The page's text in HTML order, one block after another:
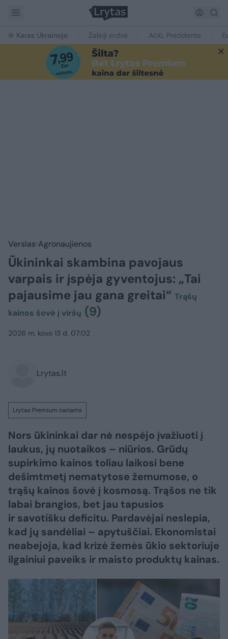
Karas Ukrainoje Žalioji erdvė Ačiū, Prezidente
Verslas Agronaujienos
Ūkininkai skambina pavojaus
varpais ir įspėja gyventojus: „Tai
pajausime jau gana greitai“ Trąšų
kainos šovė į viršų (9)
2026 m. kovo 13 d. 07:02
Lrytas.lt
Lrytas Premium nariams
Nors ūkininkai dar nė nespėjo įvažiuoti į
laukus, jų nuotaikos – niūrios. Grūdų
supirkimo kainos toliau laikosi bene
dešimtmetį nematytose žemumose, o
trąšų kainos šovė į kosmosą. Trąšos ne tik
labai brangios, bet jau tapusios
ir savotišku deficitu. Pardavėjai neslepia,
kad jų sandėliai – apytuščiai. Ekonomistai
neabejoja, kad krizė žemės ūkio sektoriuje
ilgainiui paveiks ir maisto produktų kainas.